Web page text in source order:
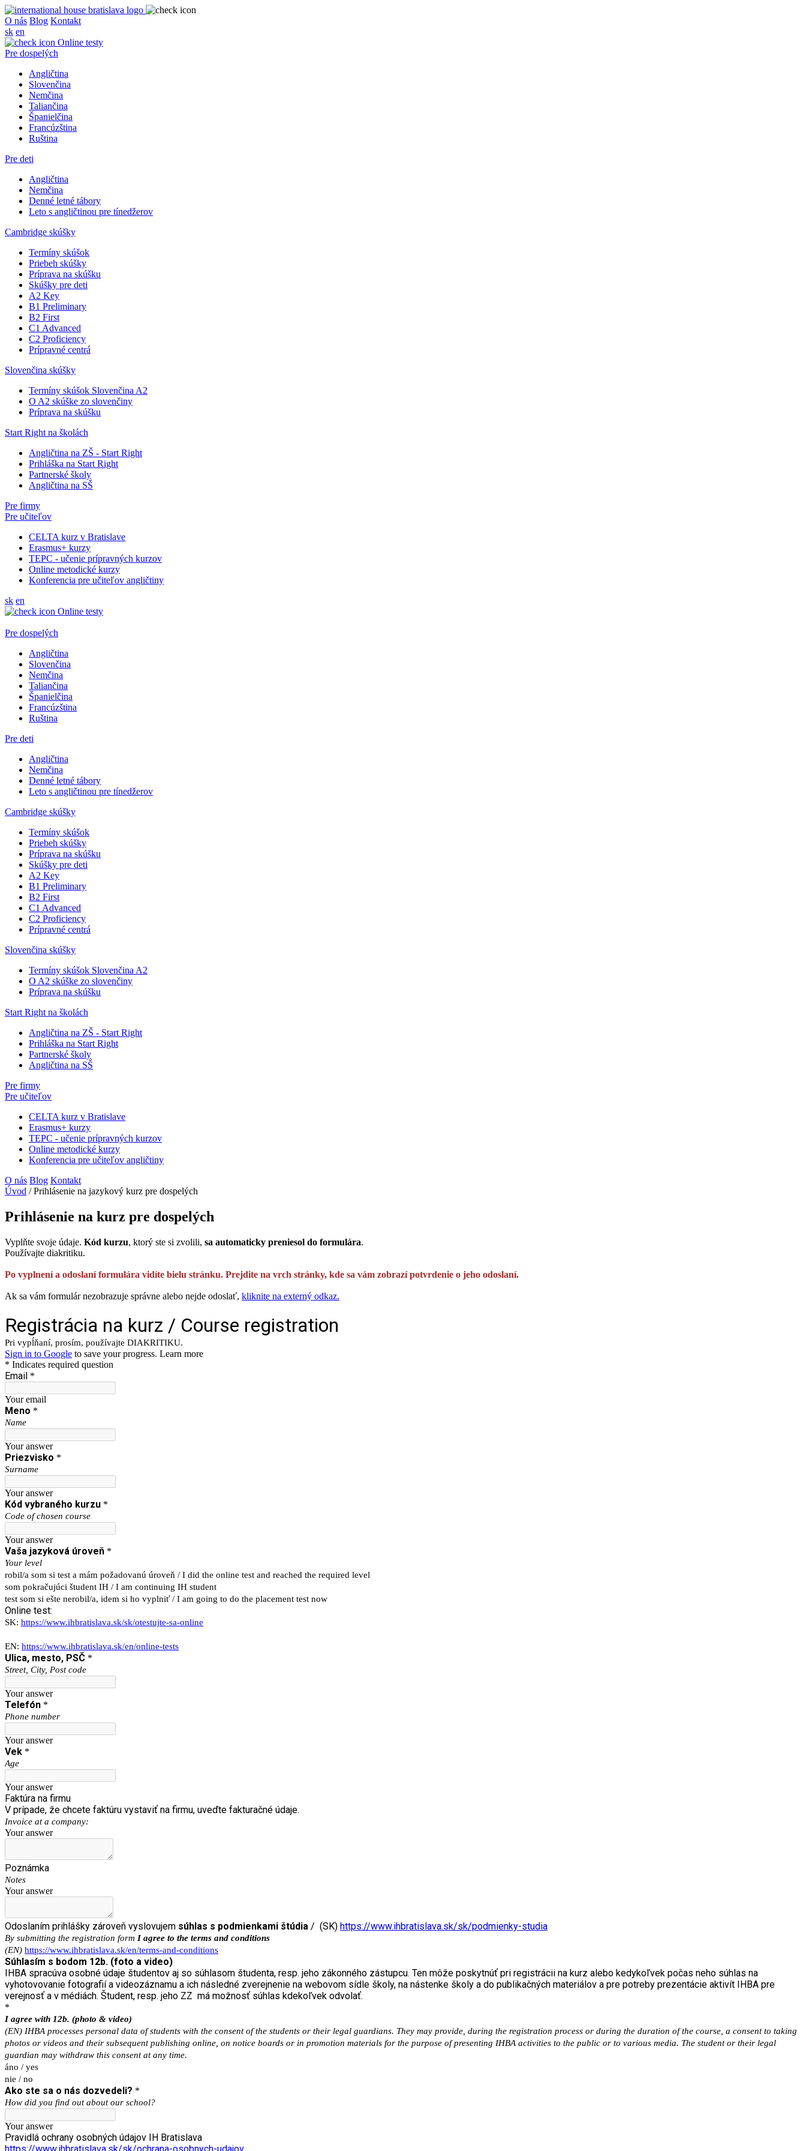
O nás Blog Kontakt
sk en
Online testy
Pre dospelých
Angličtina
Slovenčina
Nemčina
Taliančina
Španielčina
Francúzština
Ruština
Pre deti
Angličtina
Nemčina
Denné letné tábory
Leto s angličtinou pre tínedžerov
Cambridge skúšky
Termíny skúšok
Priebeh skúšky
Príprava na skúšku
Skúšky pre deti
A2 Key
B1 Preliminary
B2 First
C1 Advanced
C2 Proficiency
Prípravné centrá
Slovenčina skúšky
Termíny skúšok Slovenčina A2
O A2 skúške zo slovenčiny
Príprava na skúšku
Start Right na školách
Angličtina na ZŠ - Start Right
Prihláška na Start Right
Partnerské školy
Angličtina na SŠ
Pre firmy
Pre učiteľov
CELTA kurz v Bratislave
Erasmus+ kurzy
TEPC - učenie prípravných kurzov
Online metodické kurzy
Konferencia pre učiteľov angličtiny
sk en
Online testy
Pre dospelých
Angličtina
Slovenčina
Nemčina
Taliančina
Španielčina
Francúzština
Ruština
Pre deti
Angličtina
Nemčina
Denné letné tábory
Leto s angličtinou pre tínedžerov
Cambridge skúšky
Termíny skúšok
Priebeh skúšky
Príprava na skúšku
Skúšky pre deti
A2 Key
B1 Preliminary
B2 First
C1 Advanced
C2 Proficiency
Prípravné centrá
Slovenčina skúšky
Termíny skúšok Slovenčina A2
O A2 skúške zo slovenčiny
Príprava na skúšku
Start Right na školách
Angličtina na ZŠ - Start Right
Prihláška na Start Right
Partnerské školy
Angličtina na SŠ
Pre firmy
Pre učiteľov
CELTA kurz v Bratislave
Erasmus+ kurzy
TEPC - učenie prípravných kurzov
Online metodické kurzy
Konferencia pre učiteľov angličtiny
O nás Blog Kontakt
Úvod /Prihlásenie na jazykový kurz pre dospelých
Prihlásenie na kurz pre dospelých
Vyplňte svoje údaje. Kód kurzu, ktorý ste si zvolili, sa automaticky preniesol do formulára.
Používajte diakritiku.
Po vyplnení a odoslaní formulára vidíte bielu stránku. Prejdite na vrch stránky, kde sa vám zobrazí potvrdenie o jeho odoslaní.
Ak sa vám formulár nezobrazuje správne alebo nejde odoslať, kliknite na externý odkaz.